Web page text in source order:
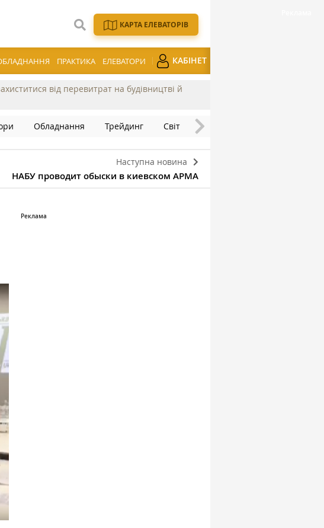
КАРТА ЕЛЕВАТОРІВ
ПРАКТИКА ЕЛЕВАТОРИ КАБІНЕТ
від перевитрат на будівництві й
Обладнання Трейдинг Світ
Наступна новина
НАБУ проводит обыски в киевском АРМА